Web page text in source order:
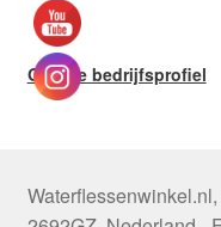
Google bedrijfsprofiel
Waterflessenwinkel.nl,